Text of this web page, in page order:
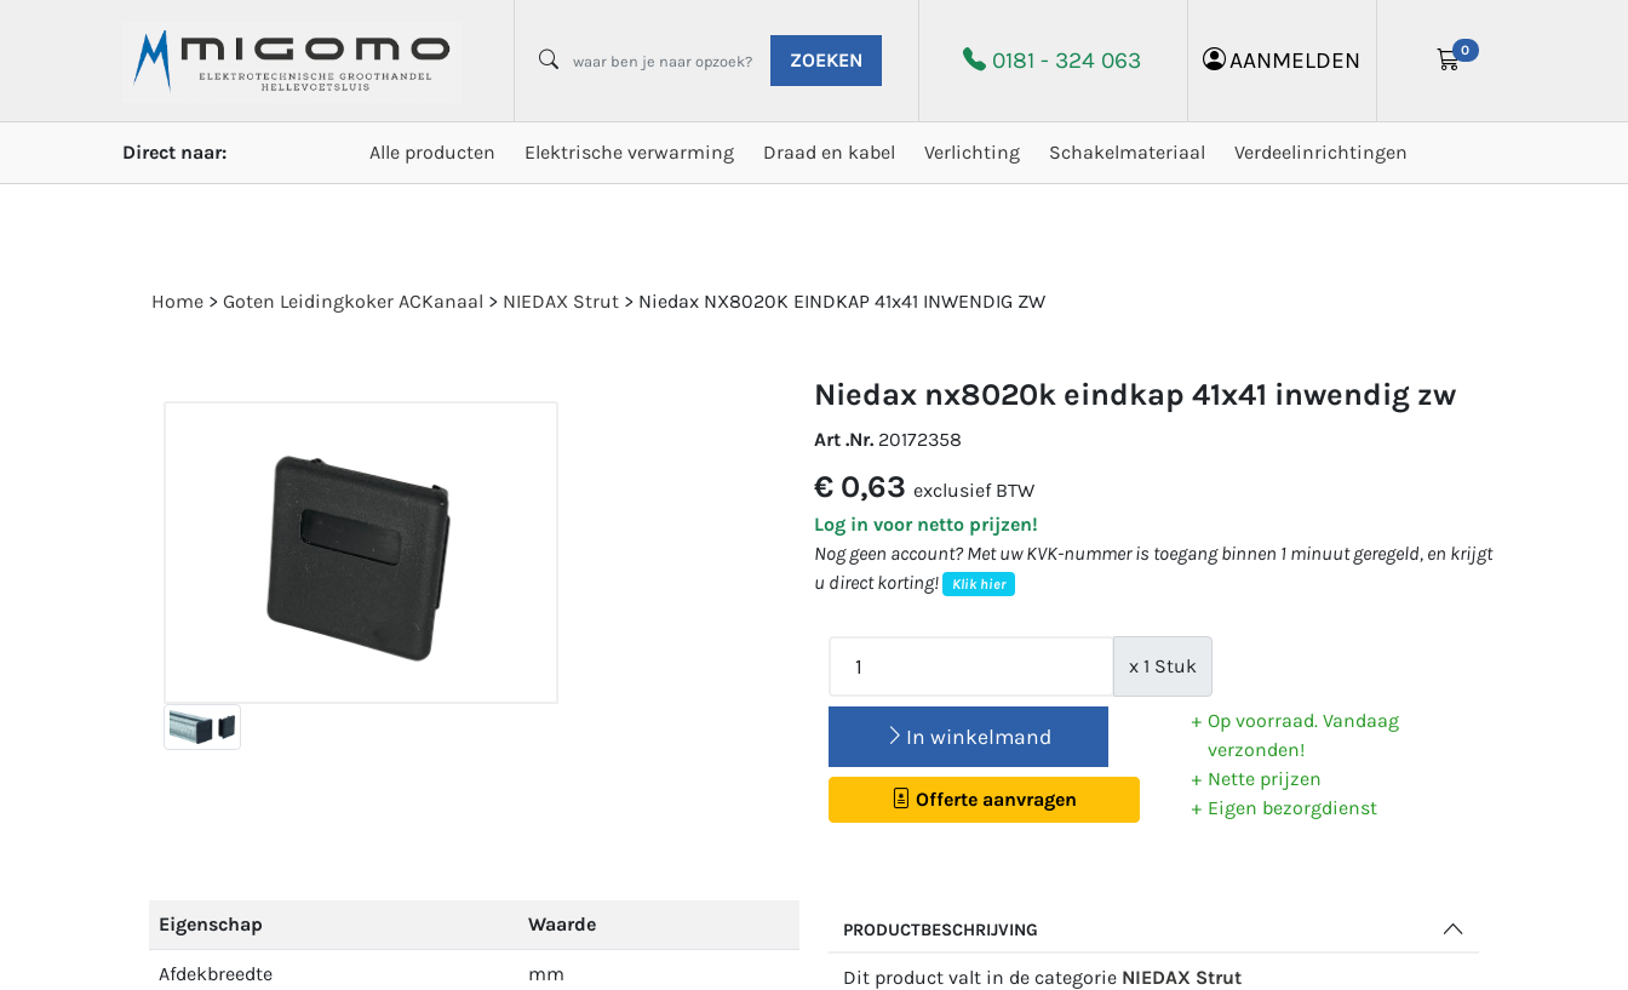
ZOEKEN 0181 - 324 063 AANMELDEN 0
Direct naar: Alle producten Elektrische verwarming Draad en kabel Verlichting Schakelmateriaal Verdeelinrichtingen
Home > Goten Leidingkoker ACKanaal > NIEDAX Strut > Niedax NX8020K EINDKAP 41x41 INWENDIG ZW
niedax nx8020k eindkap 41x41 inwendig zw
Art .Nr. 20172358
€ 0,63 exclusief BTW
Log in voor netto prijzen!
Nog geen account? Met uw KVK-nummer is toegang binnen 1 minuut geregeld, en krijgt
u direct korting!
Klik hier
x 1 Stuk
In winkelmand
Offerte aanvragen
Op voorraad. Vandaag
verzonden!
Nette prijzen
Eigen bezorgdienst
Eigenschap Waarde
Afdekbreedte mm
PRODUCTBESCHRIJVING
Dit product valt in de categorie NIEDAX Strut